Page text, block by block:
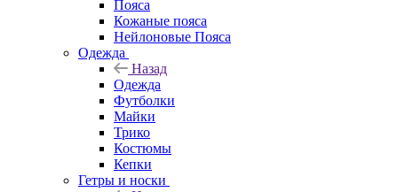
Пояса
Кожаные пояса
Нейлоновые Пояса
Одежда
Назад
Одежда
Футболки
Майки
Трико
Костюмы
Кепки
Гетры и носки